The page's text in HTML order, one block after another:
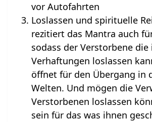
vor Autofahrten
Loslassen und spirituelle
rezitiert das Mantra auch
sodass der Verstorbene die
Verhaftungen loslassen
öffnet für den Übergang in
Welten. Und mögen die
Verstorbenen loslassen
sein für das was ihnen